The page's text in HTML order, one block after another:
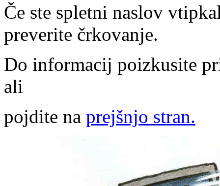
Če ste spletni naslov
preverite črkovanje.
Do informacij poizkusite
ali
pojdite na prejšnjo stran.